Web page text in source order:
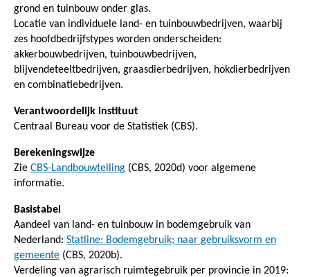
grond en tuinbouw onder glas.
Locatie van individuele land- en tuinbouwbedrijven, waarbij
zes hoofdbedrijfstypes worden onderscheiden:
akkerbouwbedrijven, tuinbouwbedrijven,
blijvendeteeltbedrijven, graasdierbedrijven, hokdierbedrijven
en combinatiebedrijven.
Verantwoordelijk instituut
Centraal Bureau voor de Statistiek (CBS).
Berekeningswijze
Zie CBS-Landbouwtelling (CBS, 2020d) voor algemene
informatie.
Basistabel
Aandeel van land- en tuinbouw in bodemgebruik van
Nederland: Statline: Bodemgebruik; naar gebruiksvorm en
gemeente (CBS, 2020b).
Verdeling van agrarisch ruimtegebruik per provincie in 2019: